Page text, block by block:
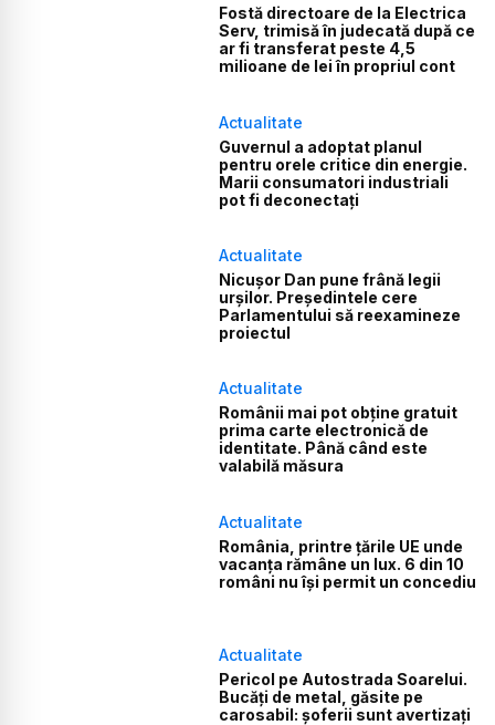
Fostă directoare de la Electrica
Serv, trimisă în judecată după ce
ar fi transferat peste 4,5
milioane de lei în propriul cont
Actualitate
Guvernul a adoptat planul
pentru orele critice din energie.
Marii consumatori industriali
pot fi deconectați
Actualitate
Nicușor Dan pune frână legii
urșilor. Președintele cere
Parlamentului să reexamineze
proiectul
Actualitate
Românii mai pot obține gratuit
prima carte electronică de
identitate. Până când este
valabilă măsura
Actualitate
România, printre țările UE unde
vacanța rămâne un lux. 6 din 10
români nu își permit un concediu
Actualitate
Pericol pe Autostrada Soarelui.
Bucăți de metal, găsite pe
carosabil: șoferii sunt avertizați